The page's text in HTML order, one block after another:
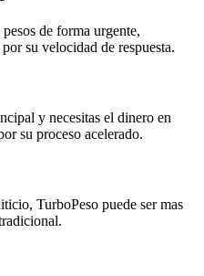
de forma urgente,
su velocidad de respuesta.
y necesitas el dinero en
su proceso acelerado.
TurboPeso puede ser mas